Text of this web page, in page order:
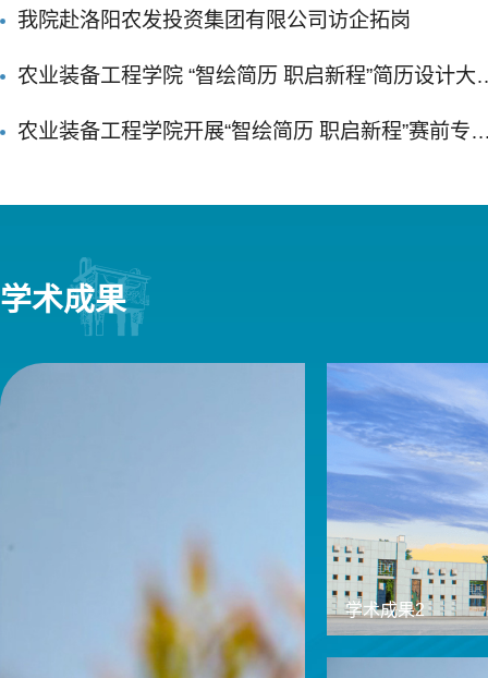
我院赴洛阳农发投资集团有限公司访企拓岗
农业装备工程学院 “智绘简历 职启新程”简历设计大赛
院赛圆满落幕
农业装备工程学院开展“智绘简历 职启新程”赛前专
学术成果
学术成果2